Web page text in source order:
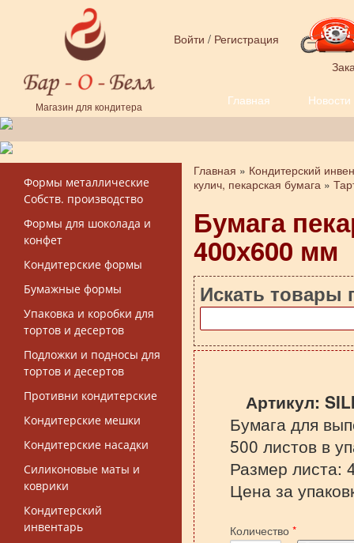
Перейти к основному содержанию
Магазин для кондитера
Войти / Регистрация
Главная Новости
Форма поиска
Формы металлические
Собств. производство
Формы для шоколада и
конфет
Кондитерские формы
Бумажные формы
Упаковка и коробки для
тортов и десертов
Подложки и подносы для
тортов и десертов
Противни кондитерские
Кондитерские мешки
Кондитерские насадки
Силиконовые маты и
коврики
Кондитерский
инвентарь
Вы здесь
Главная » Кондитерский
кулич, пекарская бумага »
Бумага
400х600 мм
Искать товары
Артикул:
Бумага для
500 листов в
Размер листа:
Цена за
Количество *